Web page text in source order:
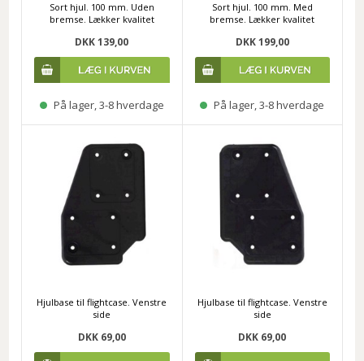
Sort hjul. 100 mm. Uden
bremse. Lækker kvalitet
DKK 139,00
På lager, 3-8 hverdage
Sort hjul. 100 mm. Med
bremse. Lækker kvalitet
DKK 199,00
På lager, 3-8 hverdage
Hjulbase til flightcase. Venstre
side
DKK 69,00
Hjulbase til flightcase. Venstre
side
DKK 69,00